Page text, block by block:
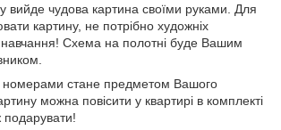
вийде чудова картина своїми руками. Для
картину, не потрібно художніх
навчання! Схема на полотні буде Вашим
номерами стане предметом Вашого
можна повісити у квартирі в комплекті
подарувати!